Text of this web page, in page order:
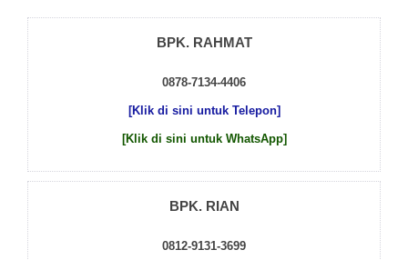
BPK. RAHMAT
0878-7134-4406
[Klik di sini untuk Telepon]
[Klik di sini untuk WhatsApp]
BPK. RIAN
0812-9131-3699